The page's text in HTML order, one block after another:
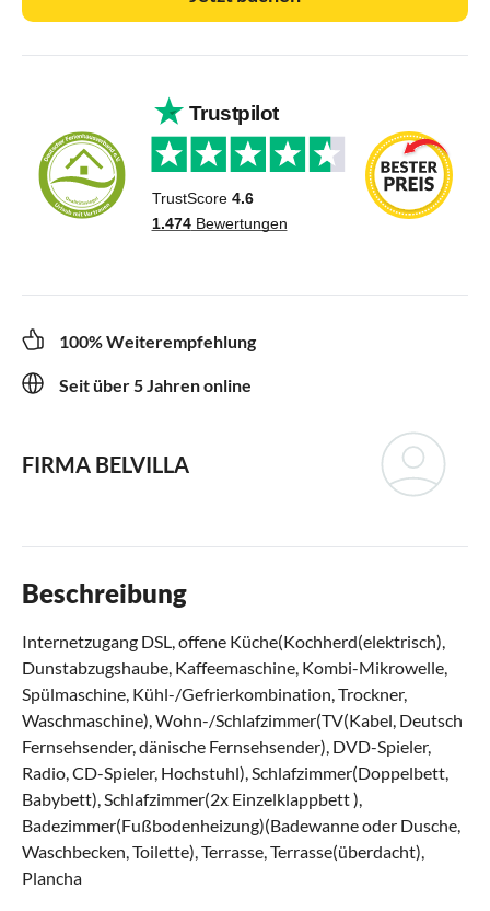
100% Weiterempfehlung
Seit über 5 Jahren online
FIRMA BELVILLA
Beschreibung
Internetzugang DSL, offene Küche(Kochherd(elektrisch),
Dunstabzugshaube, Kaffeemaschine, Kombi-Mikrowelle,
Spülmaschine, Kühl-/Gefrierkombination, Trockner,
Waschmaschine), Wohn-/Schlafzimmer(TV(Kabel, Deutsch
Fernsehsender, dänische Fernsehsender), DVD-Spieler,
Radio, CD-Spieler, Hochstuhl), Schlafzimmer(Doppelbett,
Babybett), Schlafzimmer(2x Einzelklappbett ),
Badezimmer(Fußbodenheizung)(Badewanne oder Dusche,
Waschbecken, Toilette), Terrasse, Terrasse(überdacht),
Plancha